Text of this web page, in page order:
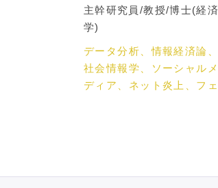
主幹研究員/教授/博士(経済
学)
データ分析、情報経済論、
社会情報学、ソーシャルメ
ディア、ネット炎上、フェ